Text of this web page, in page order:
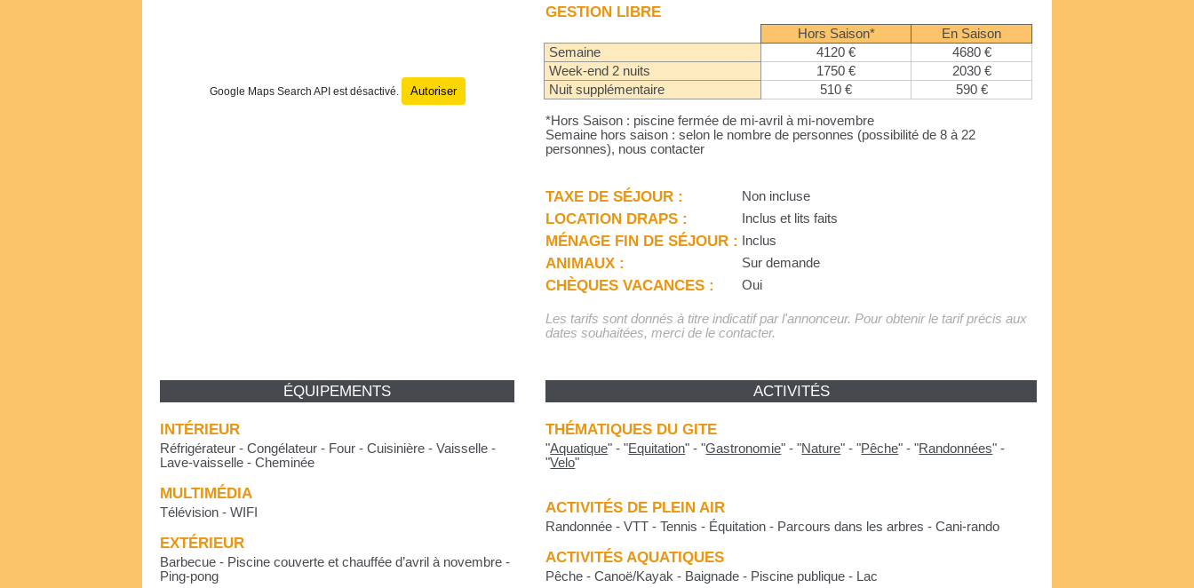
Google Maps Search API est désactivé. Autoriser
GESTION LIBRE
Hors Saison*
En Saison
Semaine
4120 €
4680 €
Week-end 2 nuits
1750 €
2030 €
Nuit supplémentaire
510 € 590 €
*Hors Saison : piscine fermée de mi-avril à mi-novembre
Semaine hors saison : selon le nombre de personnes (possibilité de 8 à 22
personnes), nous contacter
TAXE DE SÉJOUR : Non incluse
LOCATION DRAPS : Inclus et lits faits
MÉNAGE FIN DE SÉJOUR : Inclus
ANIMAUX : Sur demande
CHÈQUES VACANCES : Oui
Les tarifs sont donnés à titre indicatif par l'annonceur. Pour obtenir le tarif précis aux
dates souhaitées, merci de le contacter.
ÉQUIPEMENTS
INTÉRIEUR
Réfrigérateur - Congélateur - Four - Cuisinière - Vaisselle -
Lave-vaisselle - Cheminée
MULTIMÉDIA
Télévision - WIFI
EXTÉRIEUR
Barbecue - Piscine couverte et chauffée d’avril à novembre -
Ping-pong
ACTIVITÉS
THÉMATIQUES DU GITE
"Aquatique" -"Equitation" -"Gastronomie" -"Nature" -"Pêche" -"Randonnées" -
"Velo"
ACTIVITÉS DE PLEIN AIR
Randonnée - VTT - Tennis - Équitation - Parcours dans les arbres - Cani-rando
ACTIVITÉS AQUATIQUES
Pêche - Canoë/Kayak - Baignade - Piscine publique - Lac